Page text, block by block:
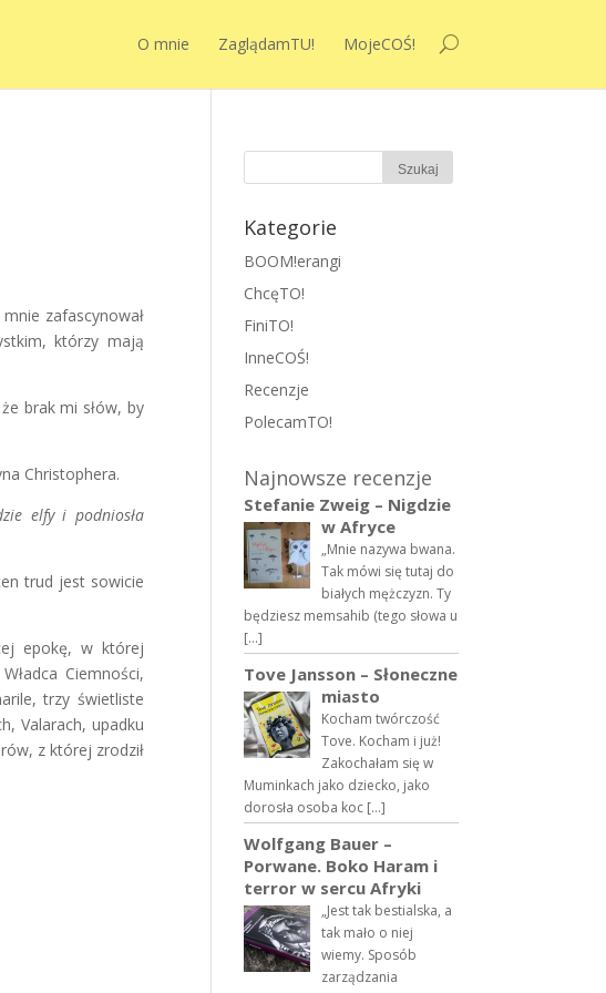
O mnie ZaglądamTU! MojeCOŚ!
zafascynował
którzy mają
brak mi słów, by
Christophera.
elfy i podniosła
trud jest sowicie
epokę, w której
Ciemności,
trzy świetliste
Valarach, upadku
z której zrodził
Kategorie
BOOM!erangi
ChcęTO!
FiniTO!
InneCOŚ!
Recenzje
PolecamTO!
Najnowsze recenzje
Stefanie Zweig – Nigdzie
w Afryce
„Mnie nazywa bwana.
Tak mówi się tutaj do
białych mężczyzn. Ty
będziesz memsahib (tego słowa u
[…]
Tove Jansson – Słoneczne
miasto
Kocham twórczość
Tove. Kocham i już!
Zakochałam się w
Muminkach jako dziecko, jako
dorosła osoba koc […]
Wolfgang Bauer –
Porwane. Boko Haram i
terror w sercu Afryki
„Jest tak bestialska, a
tak mało o niej
wiemy. Sposób
zarządzania